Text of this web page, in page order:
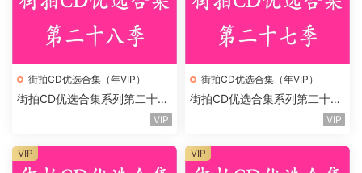
街拍CD优选合集（年VIP）
街拍CD优选合集系列第二十八
VIP
街拍CD优选合集（年VIP）
街拍CD优选合集系列第二十七
VIP
VIP VIP